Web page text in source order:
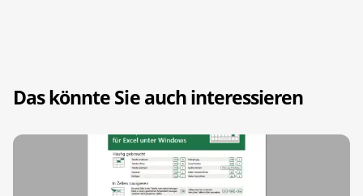
Das könnte Sie auch interessieren